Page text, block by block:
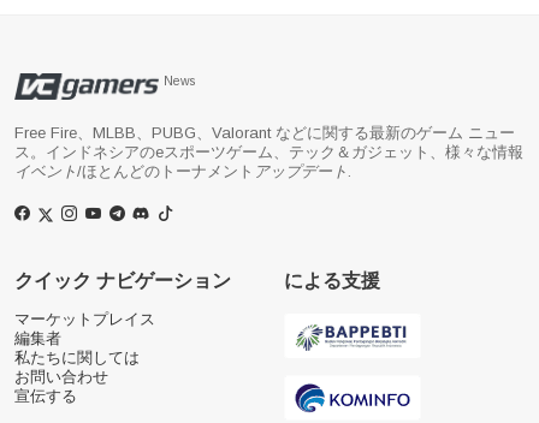
News
Free Fire、MLBB、PUBG、Valorant などに関する最新のゲーム ニュー
ス。インドネシアのeスポーツゲーム、テック＆ガジェット、様々な情報
イベント/ほとんどのトーナメント アップデート
クイック ナビゲーション
マーケットプレイス
編集者
私たちに関しては
お問い合わせ
宣伝する
による支援